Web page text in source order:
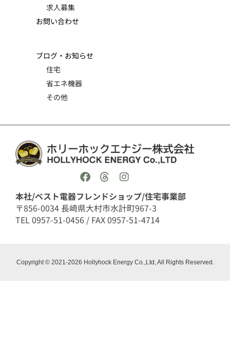
求人募集
お問い合わせ
ブログ・お知らせ
住宅
省エネ機器
その他
本社/ベスト電器フレンドショップ/住宅事業部
〒856-0034 長崎県大村市水計町967-3
TEL 0957-51-0456 / FAX 0957-51-4714
Copyright © 2021-2026 Hollyhock Energy Co.,Ltd, All Rights Reserved.